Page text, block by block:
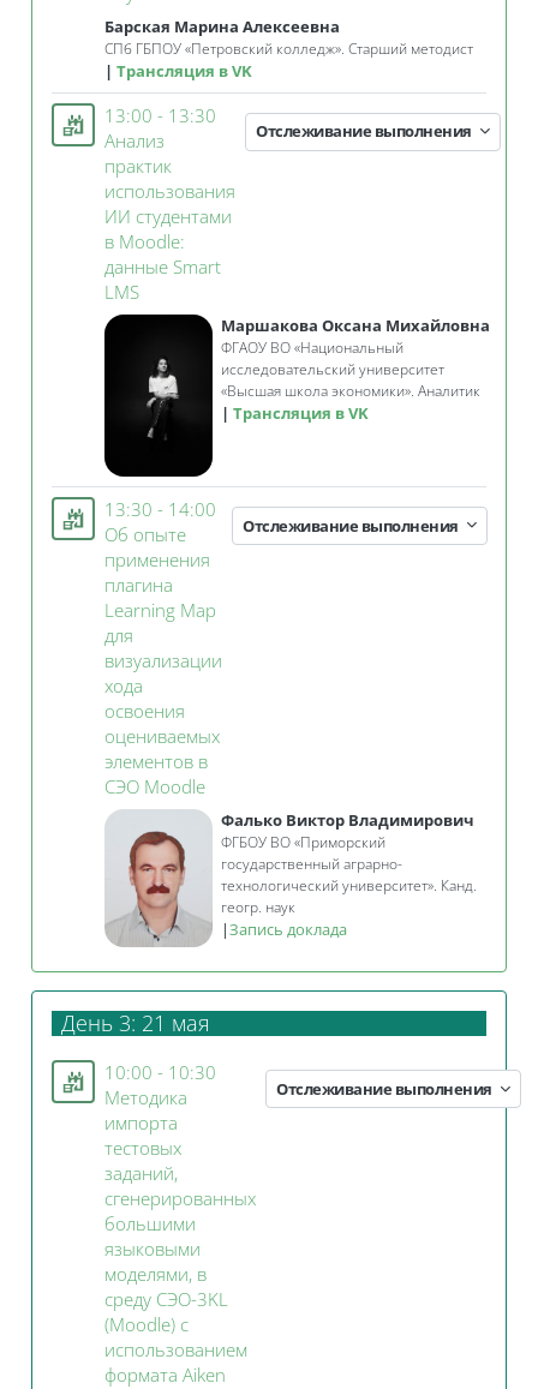
Барская Марина Алексеевна
СПб ГБПОУ «Петровский колледж». Старший методист
Трансляция в VK
13:00 - 13:30
Анализ
практик
использования
ИИ студентами
в Moodle:
данные Smart
LMSЗанятие 3KL
Отслеживание выполнения
Маршакова Оксана Михайловна
ФГАОУ ВО «Национальный
исследовательский университет
«Высшая школа экономики». Аналитик
Трансляция в VK
13:30 - 14:00
Об опыте
применения
плагина
Learning Map
для
визуализации
хода
освоения
оцениваемых
элементов в
СЭО MoodleЗанятие 3KL
Отслеживание выполнения
Фалько Виктор Владимирович
ФГБОУ ВО «Приморский
государственный аграрно-
технологический университет». Канд.
геогр. наук
|Запись доклада
День 3: 21 мая
10:00 - 10:30
Методика
импорта
тестовых
заданий,
сгенерированных
большими
языковыми
моделями, в
среду СЭО-3KL
(Moodle) с
использованием
формата Aiken
Отслеживание выполнения